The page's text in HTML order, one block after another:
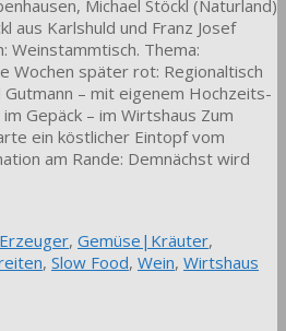
Michael Stöckl (Naturland)
aus Karlshuld und Franz Josef
Weinstammtisch. Thema:
Wochen später rot: Regionaltisch
– mit eigenem Hochzeits-
Gepäck – im Wirtshaus Zum
ein köstlicher Eintopf vom
am Rande: Demnächst wird
, Gemüse|Kräuter,
, Slow Food, Wein, Wirtshaus